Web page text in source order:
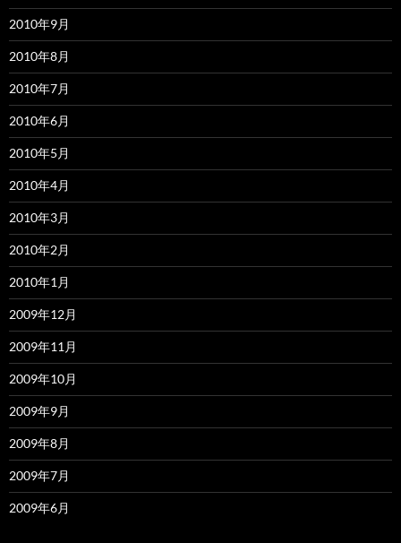
2010年9月
2010年8月
2010年7月
2010年6月
2010年5月
2010年4月
2010年3月
2010年2月
2010年1月
2009年12月
2009年11月
2009年10月
2009年9月
2009年8月
2009年7月
2009年6月